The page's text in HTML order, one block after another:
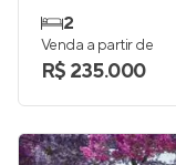
2
Venda a partir de
R$ 235.000